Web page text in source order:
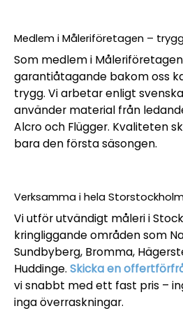
Medlem i Måleriföretagen –
Som medlem i
garantiåtagande bakom oss
trygg. Vi arbetar enligt
använder material från
Alcro och Flügger. Kvaliteten
bara den första säsongen.
Verksamma i hela
Vi utför utvändigt måleri i
kringliggande områden som
Sundbyberg, Bromma,
Huddinge.Skicka en
vi snabbt med ett fast pris –
inga överraskningar.